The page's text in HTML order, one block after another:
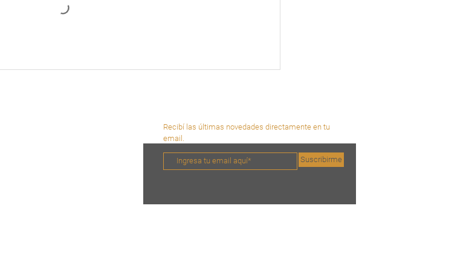
Suscribirme
Recibí las últimas novedades directamente en tu
email.